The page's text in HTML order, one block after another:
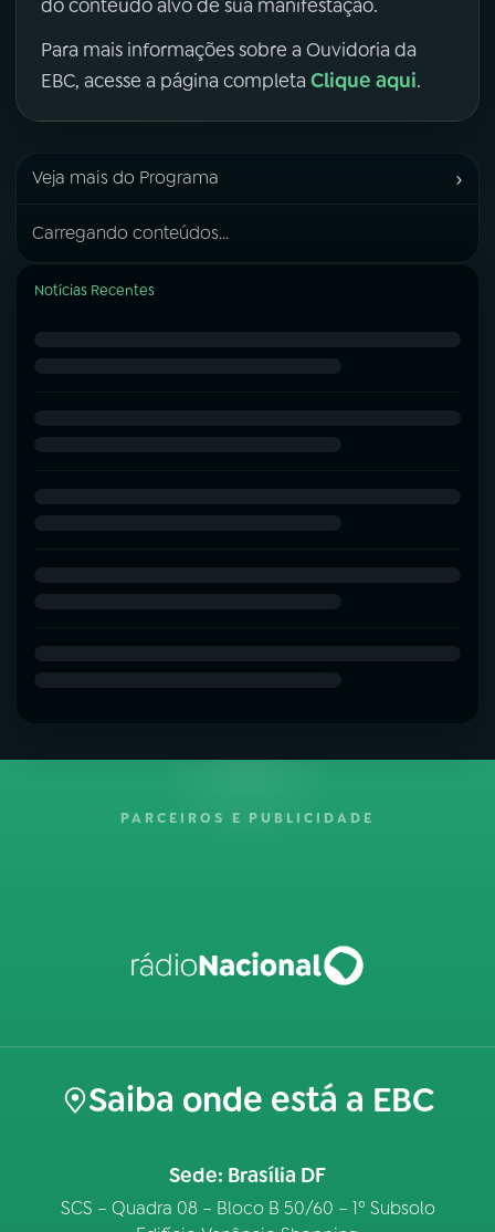
do conteúdo alvo de sua manifestação.
Para mais informações sobre a Ouvidoria da
EBC, acesse a página completa Clique aqui.
Veja mais do Programa ›
Carregando conteúdos...
Notícias Recentes
PARCEIROS E PUBLICIDADE
Saiba onde está a EBC
Sede: Brasília DF
SCS – Quadra 08 – Bloco B 50/60 – 1º Subsolo